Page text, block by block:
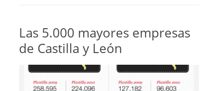
Las 5.000 mayores empresas
de Castilla y León